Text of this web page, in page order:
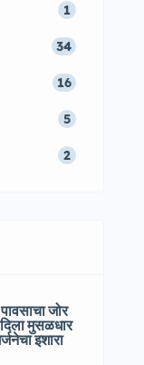
1
34
16
5
2
पावसाचा जोर
मुसळधार
इशारा